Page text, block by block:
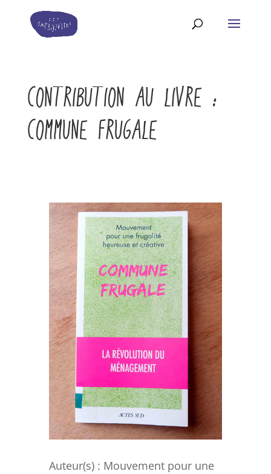
CONTRIBUTION AU LIVRE :
COMMUNE FRUGALE
Auteur(s) : Mouvement pour une